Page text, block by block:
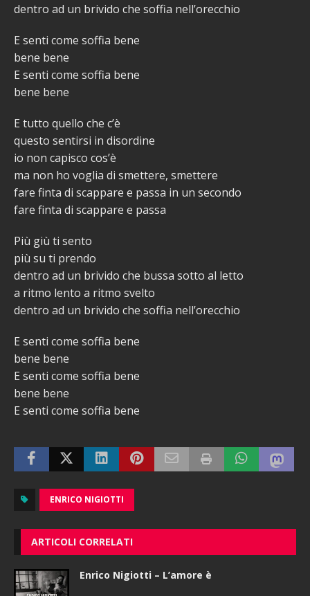
dentro ad un brivido che soffia nell’orecchio
E senti come soffia bene
bene bene
E senti come soffia bene
bene bene
E tutto quello che c’è
questo sentirsi in disordine
io non capisco cos’è
ma non ho voglia di smettere, smettere
fare finta di scappare e passa in un secondo
fare finta di scappare e passa
Più giù ti sento
più su ti prendo
dentro ad un brivido che bussa sotto al letto
a ritmo lento a ritmo svelto
dentro ad un brivido che soffia nell’orecchio
E senti come soffia bene
bene bene
E senti come soffia bene
bene bene
E senti come soffia bene
ENRICO NIGIOTTI
ARTICOLI CORRELATI
Enrico Nigiotti – L’amore è